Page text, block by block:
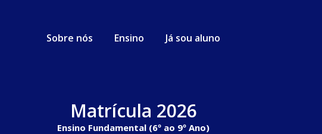
Sobre nós Ensino Já sou aluno
Matrícula 2026
Ensino Fundamental (6º ao 9º Ano)